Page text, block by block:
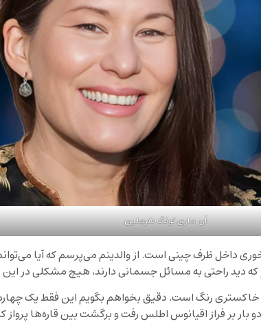
اَن ماری تونگ هرمِلین
داخل ظرف چینی است. از والدینم می‌پرسم که آیا
دید راحتی به مسائل جسمانی دارند، هیچ مشکلی در این
خاکستری رنگ است. دقیق بخواهم بگویم این فقط یک
بار بر فراز اقیانوس اطلس رفت و برگشت بین قاره‌ها پرواز